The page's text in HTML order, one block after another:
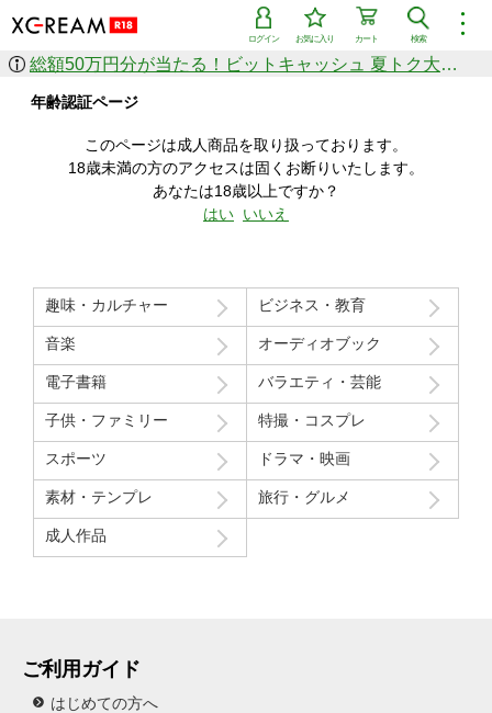
︙
検索
カート
お気に入り
ログイン
作品を探す
ジャンル
シリーズ
人気のセール中商品
新着セール中商品
すべての作品から探す
価格の安い順
価格の高い順
月間ランキング
年間ランキング
総額50万円分が当たる！ビットキャッシュ 夏トク大感謝祭
年齢認証ページ
このページは成人商品を取り扱っております。
18歳未満の方のアクセスは固くお断りいたします。
あなたは18歳以上ですか？
はい いいえ
趣味・カルチャー ビジネス・教育
音楽 オーディオブック
電子書籍 バラエティ・芸能
子供・ファミリー 特撮・コスプレ
スポーツ ドラマ・映画
素材・テンプレ 旅行・グルメ
成人作品
ご利用ガイド
はじめての方へ